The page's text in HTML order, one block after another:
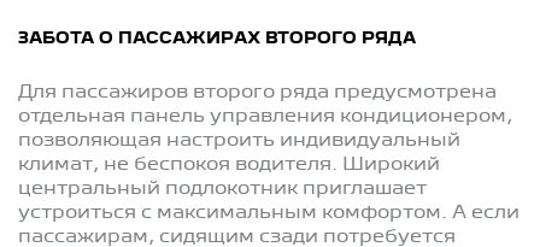
ЗАБОТА О ПАССАЖИРАХ ВТОРОГО РЯДА
Для пассажиров второго ряда предусмотрена
отдельная панель управления кондиционером,
позволяющая настроить индивидуальный
климат, не беспокоя водителя. Широкий
центральный подлокотник приглашает
устроиться с максимальным комфортом. А если
пассажирам, сидящим сзади потребуется